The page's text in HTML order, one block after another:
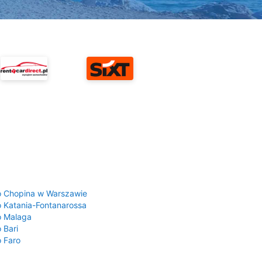
Chopina w Warszawie
Katania-Fontanarossa
Malaga
Bari
Faro